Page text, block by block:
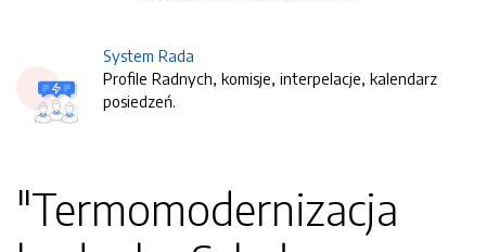
System Rada
Profile Radnych, komisje, interpelacje, kalendarz
posiedzeń.
"Termomodernizacja